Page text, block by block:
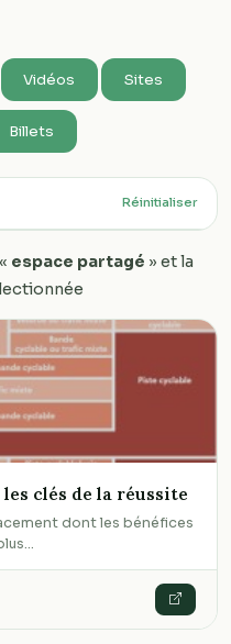
Vidéos Sites
Billets
Réinitialiser
espace partagé » et la
clés de la réussite
dont les bénéfices